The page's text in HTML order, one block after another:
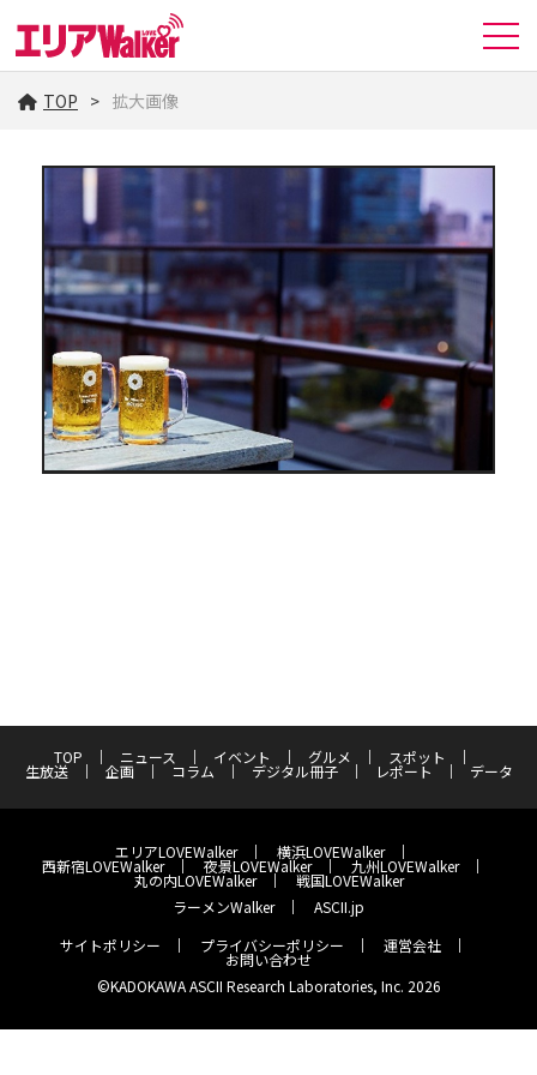
TOP 拡大画像
TOP ニュース イベント グルメ スポット
生放送 企画 コラム デジタル冊子 レポート データ
エリアLOVEWalker 横浜LOVEWalker
西新宿LOVEWalker 夜景LOVEWalker 九州LOVEWalker
丸の内LOVEWalker
戦国LOVEWalker
ラーメンWalker
ASCII.jp
サイトポリシー
プライバシーポリシー 運営会社
お問い合わせ
©KADOKAWA ASCII Research Laboratories, Inc. 2026